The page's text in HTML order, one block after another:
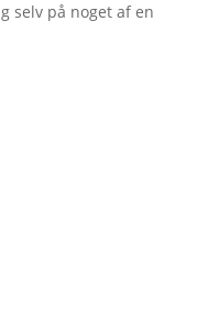
selv på noget af en